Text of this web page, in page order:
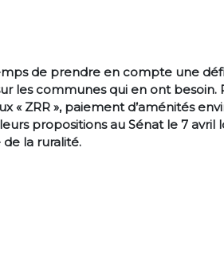
de prendre en compte une
les communes qui en ont besoin.
« ZRR », paiement d’aménités
propositions au Sénat le 7 avril
la ruralité.